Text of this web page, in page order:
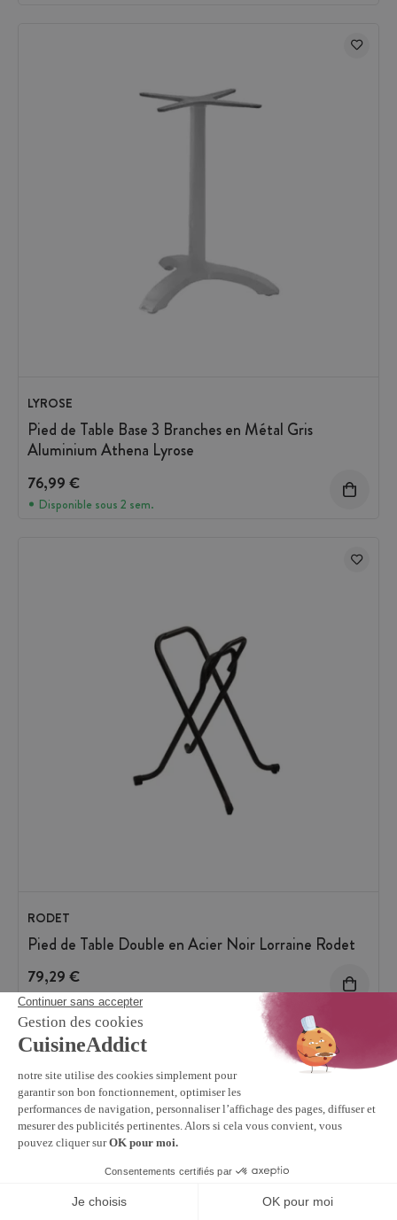
LYROSE
Pied de Table Base 3 Branches en Métal Gris
Aluminium Athena Lyrose
76,99 €
Disponible sous 2 sem.
RODET
Pied de Table Double en Acier Noir Lorraine Rodet
79,29 €
Disponible sous 2 sem.